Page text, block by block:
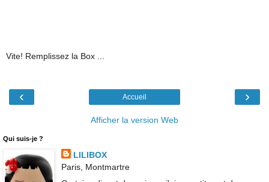
Vite! Remplissez la Box ...
‹ ›
Accueil
Afficher la version Web
Qui suis-je ?
LILIBOX
Paris, Montmartre